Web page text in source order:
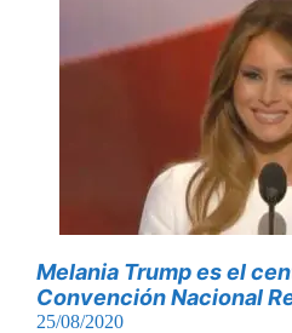
Melania Trump es el
Convención Nacional
25/08/2020